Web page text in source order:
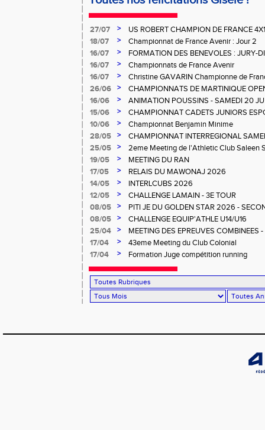
27/07 >
US ROBERT CHAMPION DE FRANCE
18/07
>
Championnat de France Avenir : Jour 2
16/07
>
FORMATION DES BENEVOLES : JURY-
16/07
>
Championnats de France Avenir
16/07
>
Christine GAVARIN Championne de
26/06
>
CHAMPIONNATS DE MARTINIQUE
16/06
>
ANIMATION POUSSINS - SAMEDI 20
15/06
>
CHAMPIONNAT CADETS JUNIORS
10/06
>
Championnat Benjamin Minime
28/05
>
CHAMPIONNAT INTERREGIONAL
Gosier
25/05 >
2eme Meeting de l'Athletic Club Saleen
19/05
>
MEETING DU RAN
17/05
>
RELAIS DU MAWONAJ 2026
14/05
>
INTERLCUBS 2026
12/05
>
CHALLENGE LAMAIN - 3E TOUR
08/05
>
PITI JE DU GOLDEN STAR 2026 -
08/05
>
CHALLENGE EQUIP'ATHLE U14/U16
25/04
>
MEETING DES EPREUVES
Salée
17/04 >
43eme Meeting du Club Colonial
17/04
> Formation Juge compétition running